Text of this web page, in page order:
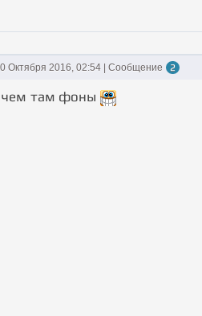
Октября 2016, 02:54 | Сообщение 2
чем там фоны